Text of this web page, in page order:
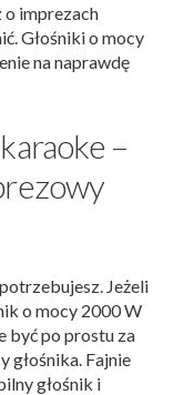
o imprezach
Głośniki o mocy
na naprawdę
–
Jeżeli
o mocy 2000 W
być po prostu za
głośnika. Fajnie
głośnik i